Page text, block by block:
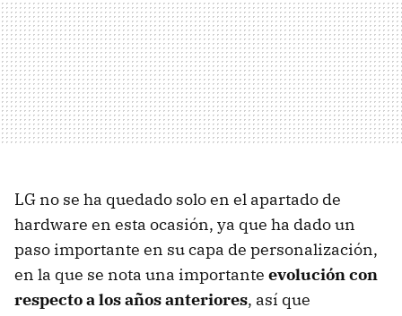
LG no se ha quedado solo en el apartado de
hardware en esta ocasión, ya que ha dado un
paso importante en su capa de personalización,
en la que se nota una importante evolución con
respecto a los años anteriores, así que